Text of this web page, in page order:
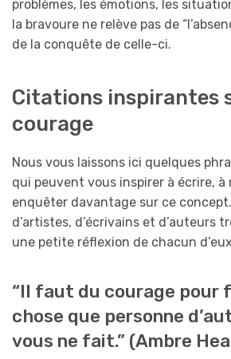
problèmes, les émotions, les
la bravoure ne relève pas de
de la conquête de celle-ci.
Citations inspirantes
courage
Nous vous laissons ici quelques
qui peuvent vous inspirer à écrire, à
enquêter davantage sur ce
d’artistes, d’écrivains et d’auteurs
une petite réflexion de chacun
“Il faut du courage pour
chose que personne
vous ne fait.” (Ambre